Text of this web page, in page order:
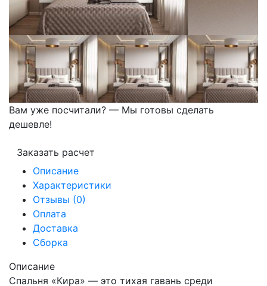
Вам уже посчитали? — Мы готовы сделать
дешевле!
Заказать расчет
Описание
Характеристики
Отзывы (0)
Оплата
Доставка
Сборка
Описание
Спальня «Кира» — это тихая гавань среди